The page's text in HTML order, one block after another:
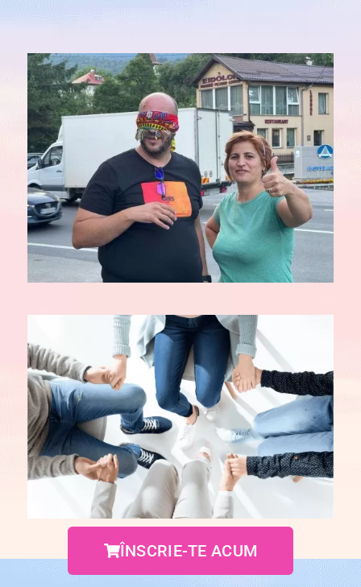
ÎNSCRIE-TE ACUM